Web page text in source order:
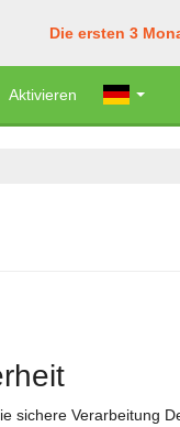
Die ersten 3
Aktivieren
sichere Verarbeitung